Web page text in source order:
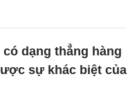
dạng thẳng hàng
sự khác biệt của